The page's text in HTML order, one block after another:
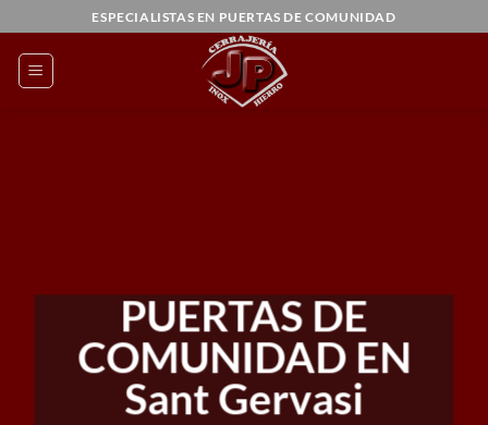
al
contenido
ESPECIALISTAS EN PUERTAS DE COMUNIDAD
PUERTAS DE
COMUNIDAD EN
Sant Gervasi